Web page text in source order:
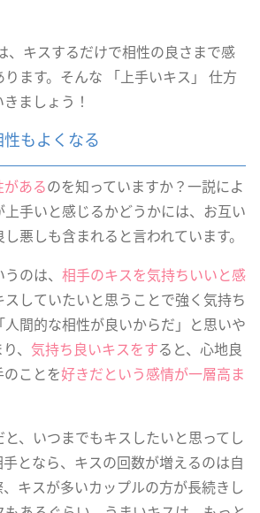
、キスするだけで相性の良さまで感
ます。そんな 「上手いキス」 仕方
ましょう！
もよくなる
あるのを知っていますか？一説によ
手いと感じるかどうかには、お互い
悪しも含まれると言われています。
のは、 相手のキスを気持ちいいと感
スしていたいと思うことで強く気持ち
間的な相性が良いからだ」と思いや
、 気持ち良いキスをすると、心地良
ことを好きだという感情が一層高ま
、いつまでもキスしたいと思ってし
となら、キスの回数が増えるのは自
キスが多いカップルの方が長続きし